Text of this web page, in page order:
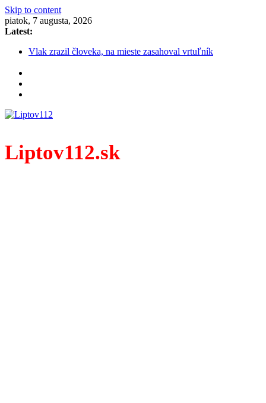
Skip to content
piatok, 7 augusta, 2026
Latest:
Vlak zrazil človeka, na mieste zasahoval vrtuľník
ŽIADOSŤ O POMOC: HĽADÁME SVEDKA
Liptov112.sk